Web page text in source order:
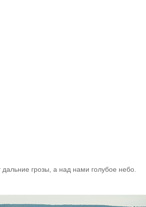
дальние грозы, а над нами голубое небо.